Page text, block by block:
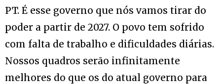
PT. É esse governo que nós vamos tirar do
poder a partir de 2027. O povo tem sofrido
com falta de trabalho e dificuldades diárias.
Nossos quadros serão infinitamente
melhores do que os do atual governo para